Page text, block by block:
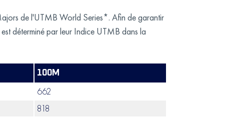
de l'UTMB World Series*. Afin de garantir
déterminé par leur Indice UTMB dans la
100M
662
818